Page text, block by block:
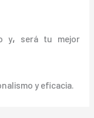
y, será tu mejor
y eficacia.